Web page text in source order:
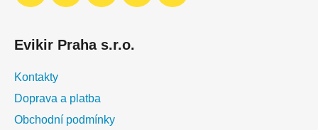
y
Evikir Praha s.r.o.
Kontakty
Doprava a platba
Obchodní podmínky